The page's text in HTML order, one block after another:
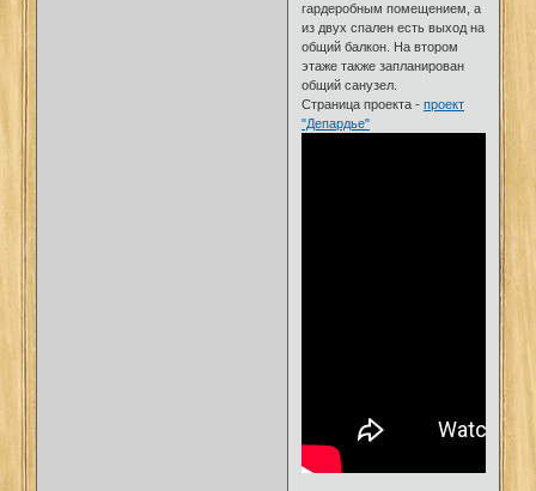
гардеробным помещением, а
из двух спален есть выход на
общий балкон. На втором
этаже также запланирован
общий санузел.
Страница проекта -проект
"Депардье"